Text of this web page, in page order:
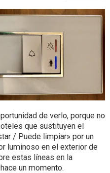
de verlo, porque no
que sustituyen el
/ Puede limpiar» por un
luminoso en el exterior de
estas líneas en la
un momento.